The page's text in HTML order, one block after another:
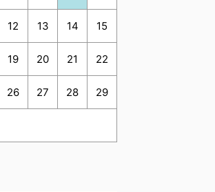
12 13 14 15
19 20 21 22
26 27 28 29